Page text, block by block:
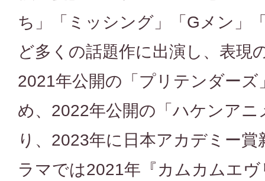
ち」「ミッシング」「Gメン」
ど多くの話題作に出演し、表現
2021年公開の「プリテンダーズ
め、2022年公開の「ハケンア
り、2023年に日本アカデミー
ラマでは2021年『カムカムエ